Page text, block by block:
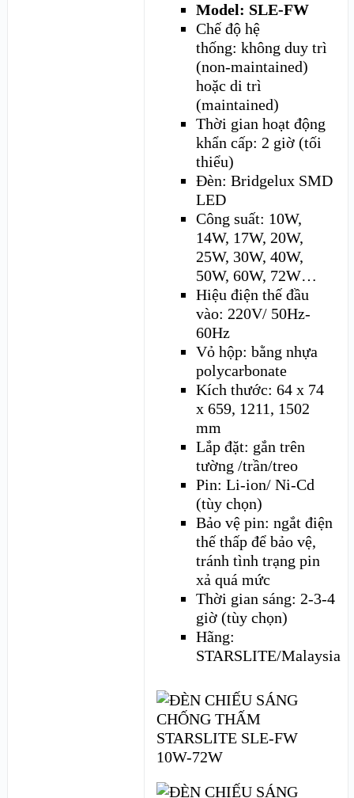
Model: SLE-FW
Chế độ hệ
thống: không duy trì
(non-maintained)
hoặc di trì
(maintained)
Thời gian hoạt động
khẩn cấp: 2 giờ (tối
thiểu)
Đèn: Bridgelux SMD
LED
Công suất: 10W,
14W, 17W, 20W,
25W, 30W, 40W,
50W, 60W, 72W…
Hiệu điện thế đầu
vào: 220V/ 50Hz-
60Hz
Vỏ hộp: bằng nhựa
polycarbonate
Kích thước: 64 x 74
x 659, 1211, 1502
mm
Lắp đặt: gắn trên
tường /trần/treo
Pin: Li-ion/ Ni-Cd
(tùy chọn)
Bảo vệ pin: ngắt điện
thế thấp để bảo vệ,
tránh tình trạng pin
xả quá mức
Thời gian sáng: 2-3-4
giờ (tùy chọn)
Hãng:
STARSLITE/Malaysia